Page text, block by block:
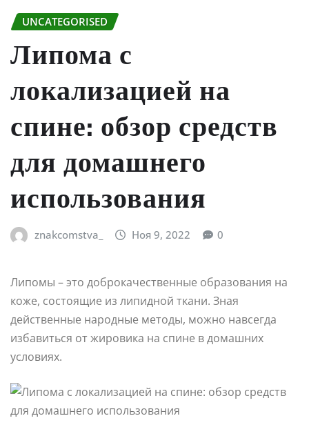
UNCATEGORISED
Липома с
локализацией на
спине: обзор средств
для домашнего
использования
znakcomstva_ Ноя 9, 2022 0
Липомы – это доброкачественные образования на
коже, состоящие из липидной ткани. Зная
действенные народные методы, можно навсегда
избавиться от жировика на спине в домашних
условиях.